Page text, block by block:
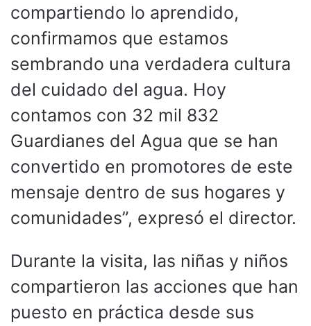
compartiendo lo aprendido,
confirmamos que estamos
sembrando una verdadera cultura
del cuidado del agua. Hoy
contamos con 32 mil 832
Guardianes del Agua que se han
convertido en promotores de este
mensaje dentro de sus hogares y
comunidades”, expresó el director.
Durante la visita, las niñas y niños
compartieron las acciones que han
puesto en práctica desde sus